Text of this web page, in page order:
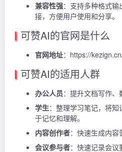
兼容性强：支持多种格式
接，方便用户使用和分享。
可赞AI的官网是什么
官网地址：https://
可赞AI的适用人群
办公人员：提升文档写作、
学生：整理学习笔记，将
于记忆和理解。
内容创作者：快速生成内容
会议参与者：快速记录会